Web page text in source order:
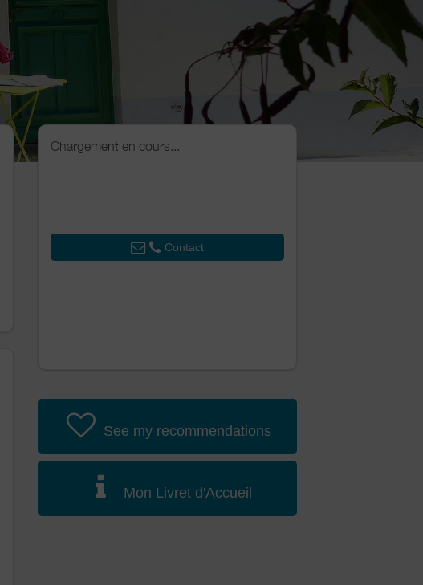
Chargement en cours...
Contact
See my recommendations
Mon Livret d'Accueil